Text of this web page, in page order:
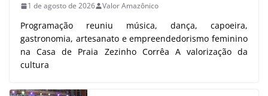
1 de agosto de 2026 Valor Amazônico
Programação reuniu música, dança, capoeira,
gastronomia, artesanato e empreendedorismo feminino
na Casa de Praia Zezinho Corrêa A valorização da
cultura